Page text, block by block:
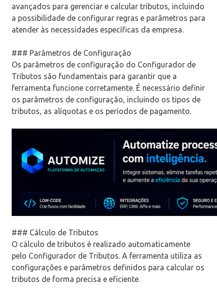
avançados para gerenciar e calcular tributos, incluindo
a possibilidade de configurar regras e parâmetros para
atender às necessidades específicas da empresa.
### Parâmetros de Configuração
Os parâmetros de configuração do Configurador de
Tributos são fundamentais para garantir que a
ferramenta funcione corretamente. É necessário definir
os parâmetros de configuração, incluindo os tipos de
tributos, as alíquotas e os períodos de pagamento.
### Cálculo de Tributos
O cálculo de tributos é realizado automaticamente
pelo Configurador de Tributos. A ferramenta utiliza as
configurações e parâmetros definidos para calcular os
tributos de forma precisa e eficiente.